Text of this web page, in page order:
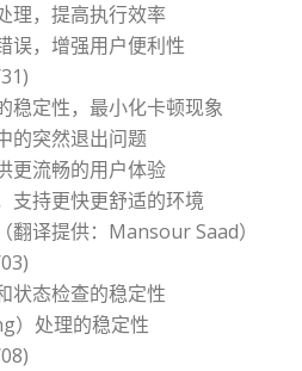
理，提高执行效率
误，增强用户便利性
稳定性，最小化卡顿现象
的突然退出问题
更流畅的用户体验
支持更快更舒适的环境
翻译提供：Mansour Saad）
状态检查的稳定性
）处理的稳定性